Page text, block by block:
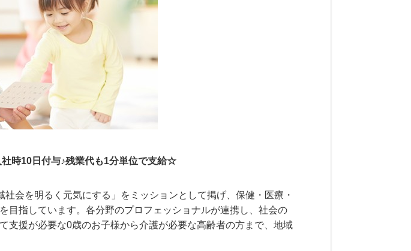
時10日付与♪残業代も1分単位で支給☆
会を明るく元気にする」をミッションとして掲げ、保健・医療・
目指しています。各分野のプロフェッショナルが連携し、社会の
支援が必要な0歳のお子様から介護が必要な高齢者の方まで、地域